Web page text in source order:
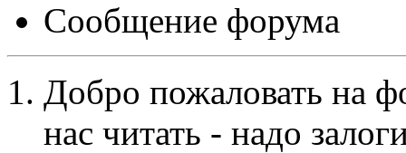
Сообщение форума
Добро пожаловать на
нас читать - надо